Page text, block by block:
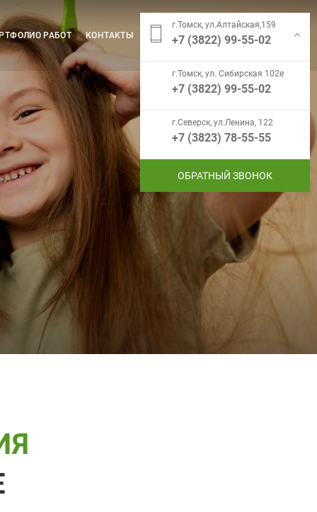
РАБОТ КОНТАКТЫ
г.Томск, ул.Алтайская,159
+7 (3822) 99-55-02
г.Томск, ул. Сибирская 102е
+7 (3822) 99-55-02
г.Северск, ул.Ленина, 122
+7 (3823) 78-55-55
ОБРАТНЫЙ ЗВОНОК